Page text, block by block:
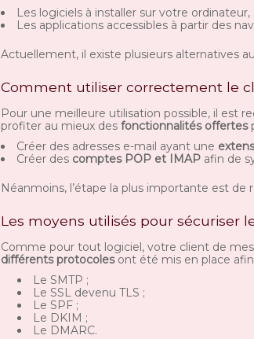
Les logiciels à installer sur votre
Les applications accessibles à partir des
Actuellement, il existe plusieurs alternatives
Comment utiliser correctement le
Pour une meilleure utilisation possible, il est
profiter au mieux des fonctionnalités offertes
Créer des adresses e-mail ayant une
Créer des comptes POP et IMAP afin de
Néanmoins, l’étape la plus importante est
Les moyens utilisés pour sécuriser
Comme pour tout logiciel, votre client de
différents protocolesont été mis en place
Le SMTP ;
Le SSL devenu TLS ;
Le SPF ;
Le DKIM ;
Le DMARC.